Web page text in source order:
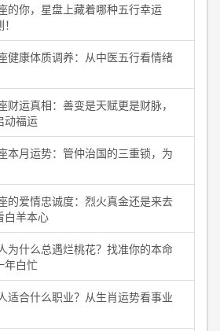
的你，星盘上藏着哪种五行幸运
健康体质调养：从中医五行看情绪
财运真相：善变是天赋更是财脉，
动福运
本月运势：管仲治国的三重锁，为
的爱情忠诚度：烈火真金还是来去
白羊本心
为什么总遇烂桃花？找准你的本命
年白忙
适合什么职业？从生肖运势看事业